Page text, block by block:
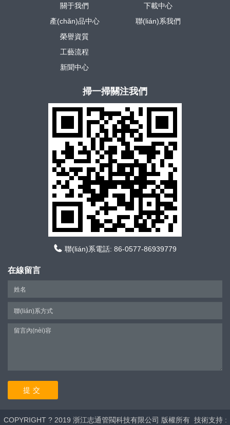
關于我們
產(chǎn)品中心
榮譽資質
工藝流程
新聞中心
下載中心
聯(lián)系我們
掃一掃關注我們
聯(lián)系電話: 86-0577-86939779
在線留言
COPYRIGHT ? 2019 浙江志通管閥科技有限公司 版權所有 技術支持 :